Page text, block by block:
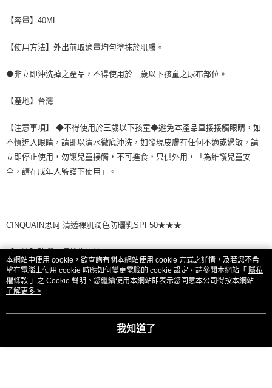
【容量】40ML
【使用方法】外出前取適量均勻塗抹於肌膚。
◆非立即沖洗掉之產品，不得使用於三歲以下孩童之尿布部位。
【產地】台灣
【注意事項】 ◆不得使用於三歲以下孩童◆避免本產品直接接觸眼睛，如
不慎進入眼睛，請即以清水徹底沖洗，如發現皮膚有任何不適或過敏，請
立即停止使用，勿讓兒童接觸，不可進食，只供外用，「為維護兒童安
全，請在成年人監護下使用」。
CINQUAIN思珂 清透裸肌潤色防曬乳SPF50★★★
【用途】防曬、隔離紫外線。
【用法】外出前取適量均勻塗抹於肌膚。為保持防曬效果，塗抹量要足
夠，並且請1~2小時補擦，特別是皮膚出汗或是毛巾擦拭過後。(清洗時請
本網站中使用 cookie，欲查詢有關本網站使用 cookie 方式之詳情，及若您不希
望在電腦上使用 cookie 時應如何變更電腦的 cookie 設定，請參閱本網站「 隱私
權條款 」之 Cookie 聲明。您繼續使用本網站即表示您同意本公司得按本網站使
用條款之 Cookie 聲明使用 cookie。
了解更多 >
我知道了